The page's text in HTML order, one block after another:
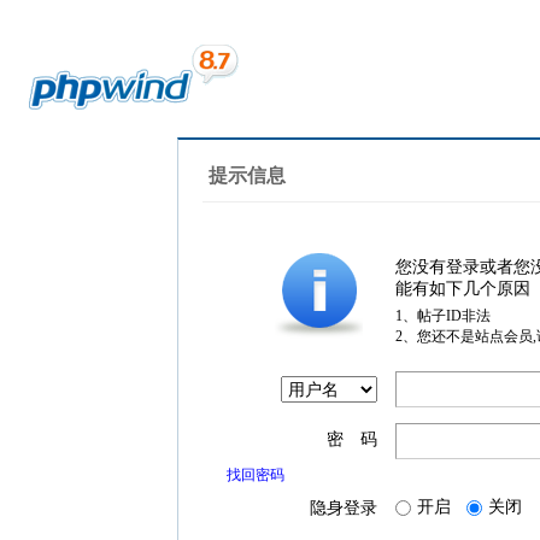
提示信息
您没有登录或者您
能有如下几个原因
1、帖子ID非法
2、您还不是站点会员
密 码
找回密码
隐身登录 开启 关闭